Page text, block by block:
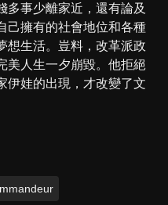
多事少離家近，還有論及
己擁有的社會地位和各種
想生活。豈料，改革派政
美人生一夕崩毀。他拒絕
伊娃的出現，才改變了文